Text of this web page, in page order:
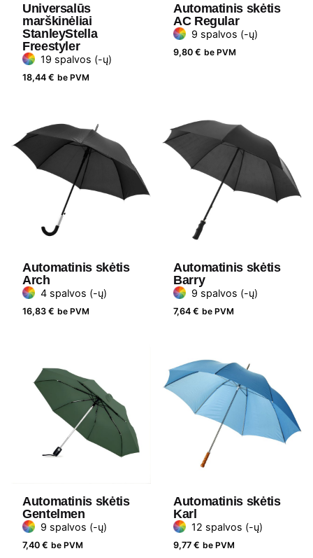
Universalūs
marškinėliai
StanleyStella
Freestyler
19 spalvos (-ų)
18,44 € be PVM
Automatinis skėtis
AC Regular
9 spalvos (-ų)
9,80 € be PVM
Automatinis skėtis
Arch
4 spalvos (-ų)
16,83 € be PVM
Automatinis skėtis
Barry
9 spalvos (-ų)
7,64 € be PVM
Automatinis skėtis
Gentelmen
9 spalvos (-ų)
7,40 € be PVM
Automatinis skėtis
Karl
12 spalvos (-ų)
9,77 € be PVM